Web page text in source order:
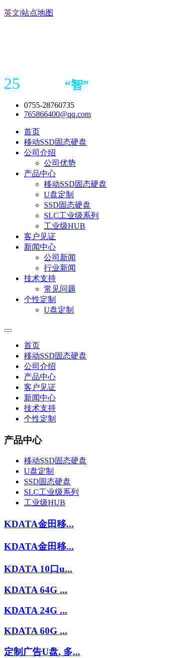
英文|站点地图
25 “智”
0755-28760735
765866400@qq.com
首页
移动SSD固态硬盘
公司介绍
公司优势
产品中心
移动SSD固态硬盘
U盘定制
SSD固态硬盘
SLC工业级系列
工业级HUB
客户见证
新闻中心
公司新闻
行业新闻
技术支持
常见问题
个性定制
U盘定制
首页
移动SSD固态硬盘
公司介绍
产品中心
客户见证
新闻中心
技术支持
个性定制
产品中心
移动SSD固态硬盘
U盘定制
SSD固态硬盘
SLC工业级系列
工业级HUB
KDATA金田移...
KDATA金田移...
KDATA 10口u...
KDATA 64G ...
KDATA 24G ...
KDATA 60G ...
定制广告U盘, 多...